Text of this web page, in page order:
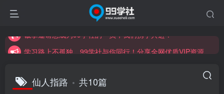
学习路上不孤独，99学社与你同行！分享全网优质VIP资源，炒股教程、创业教程、网络营销教程、自媒体短视频教程等，长期更新各大精品创业项目！
仙人指路 共10篇